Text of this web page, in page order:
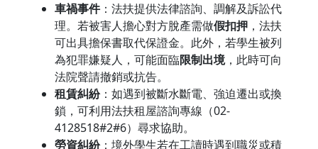
車禍事件：法扶提供法律諮詢、調解及訴訟代
理。若被害人擔心對方脫產需做假扣押，法扶
可出具擔保書取代保證金。此外，若學生被列
為犯罪嫌疑人，可能面臨限制出境，此時可向
法院聲請撤銷或抗告。
租賃糾紛：如遇到被斷水斷電、強迫遷出或換
鎖，可利用法扶租屋諮詢專線（02-
4128518#2#6）尋求協助。
勞資糾紛：境外學生若在工讀時遇到職災或積